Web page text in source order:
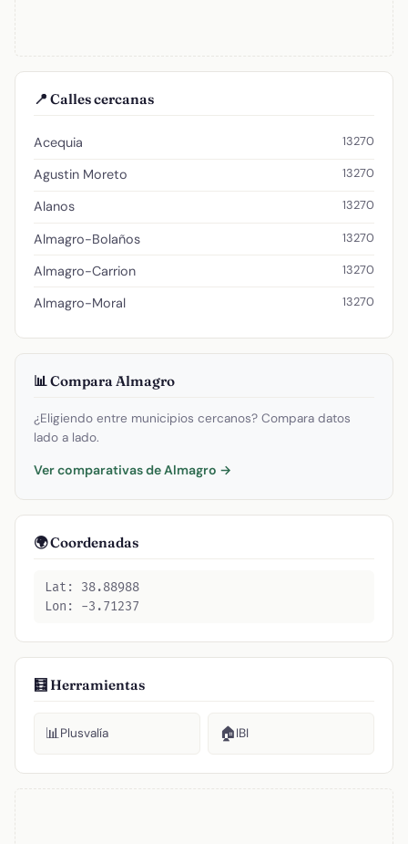
📍 Calles cercanas
Acequia 13270
Agustin Moreto 13270
Alanos 13270
Almagro-Bolaños 13270
Almagro-Carrion 13270
Almagro-Moral 13270
📊 Compara Almagro
¿Eligiendo entre municipios cercanos? Compara datos
lado a lado.
Ver comparativas de Almagro →
🌍 Coordenadas
Lat: 38.88988
Lon: -3.71237
🧮 Herramientas
📊Plusvalía 🏠IBI